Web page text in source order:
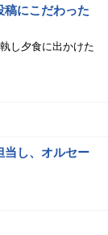
にこだわった
し夕食に出かけた
し、オルセー